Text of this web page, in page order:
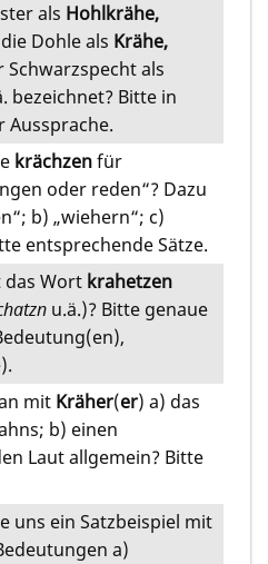
als Hohlkrähe,
Dohle als Krähe,
Schwarzspecht als
bezeichnet? Bitte in
krächzenfür
oder reden“? Dazu
b) „wiehern“; c)
entsprechende Sätze.
das Wort krahetzen
u.ä.)? Bitte genaue
mit Kräher(er) a) das
b) einen
Laut allgemein? Bitte
uns ein Satzbeispiel mit
a)